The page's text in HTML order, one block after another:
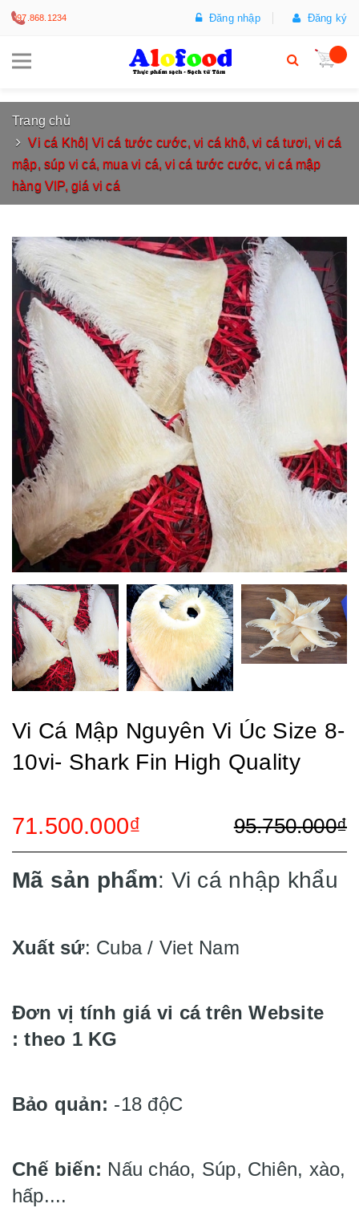
097.868.1234 Đăng nhập Đăng ký
Trang chủ
Vi cá Khô| Vi cá tước cước, vi cá khô, vi cá tươi, vi cá
mập, súp vi cá, mua vi cá, vi cá tước cước, vi cá mập
hàng VIP, giá vi cá
Vi Cá Mập Nguyên Vi Úc Size 8-
10vi- Shark Fin High Quality
71.500.000₫ 95.750.000₫
Mã sản phẩm: Vi cá nhập khẩu
Xuất sứ: Cuba / Viet Nam
Đơn vị tính giá vi cá trên Website
: theo 1 KG
Bảo quản: -18 độC
Chế biến: Nấu cháo, Súp, Chiên, xào,
hấp....